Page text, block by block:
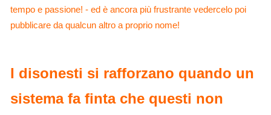
tempo e passione! - ed è ancora più frustrante vedercelo poi
pubblicare da qualcun altro a proprio nome!
I disonesti si rafforzano quando un
sistema fa finta che questi non